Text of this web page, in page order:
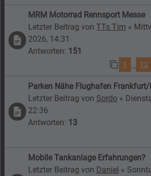
MRM Motorrad Rennsport Messe
Letzter Beitrag vonTTs Tim «
2026, 14:31
Antworten: 151
1 … 12
Parken Nähe Flughafen
Letzter Beitrag von Sordo «
22:36
Antworten: 13
Mobile Tankanlage Erfahrungen?
Letzter Beitrag von Daniel «